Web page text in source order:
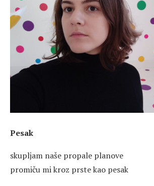
Pesak
skupljam naše propale planove
promiču mi kroz prste kao pesak